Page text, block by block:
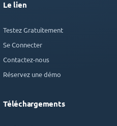
Le lien
Testez Gratuitement
Se Connecter
Contactez-nous
Réservez une démo
Téléchargements